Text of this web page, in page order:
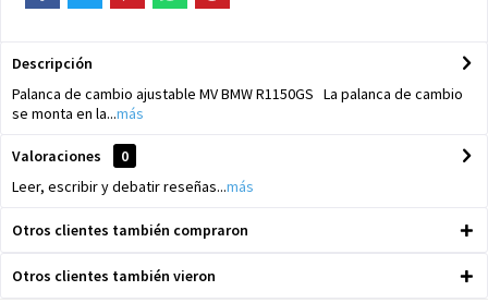
Descripción
Palanca de cambio ajustable MV BMW R1150GS La palanca de cambio
se monta en la...más
Valoraciones
0
Leer, escribir y debatir reseñas...más
Otros clientes también compraron
Otros clientes también vieron